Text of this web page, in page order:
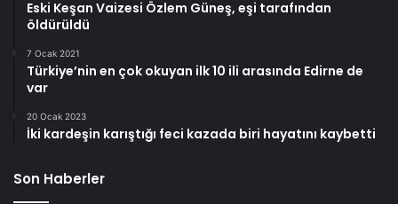
Eski Keşan Vaizesi Özlem Güneş, eşi tarafından
öldürüldü
7 Ocak 2021
Türkiye’nin en çok okuyan ilk 10 ili arasında Edirne de
var
20 Ocak 2023
İki kardeşin karıştığı feci kazada biri hayatını kaybetti
Son Haberler